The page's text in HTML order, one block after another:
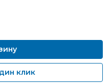
клик